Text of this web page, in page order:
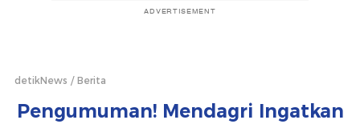
ADVERTISEMENT
detikNews Berita
Pengumuman! Mendagri Ingatkan